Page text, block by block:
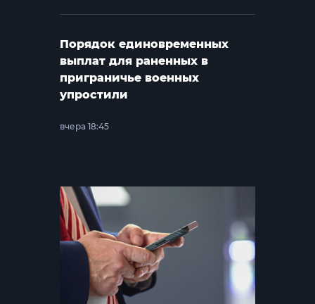
Порядок единовременных
выплат для раненных в
приграничье военных
упростили
вчера 18:45